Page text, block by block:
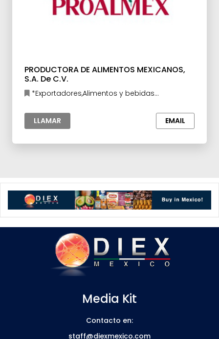
PRODUCTORA DE ALIMENTOS MEXICANOS,
S.A. De C.V.
*Exportadores,Alimentos y bebidas
LLAMAR
EMAIL
Media Kit
Contacto en:
staff@diexmexico.com